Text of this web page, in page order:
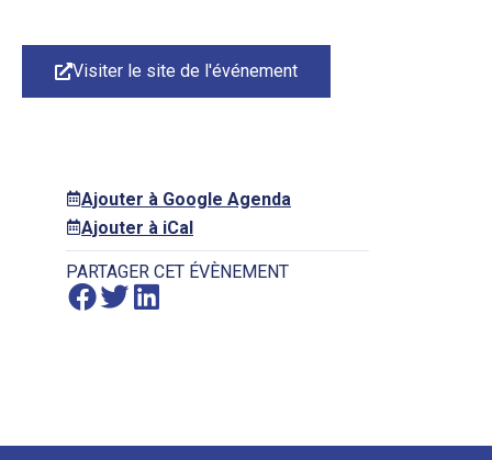
Visiter le site de l'événement
Ajouter à Google Agenda
Ajouter à iCal
PARTAGER CET ÉVÈNEMENT